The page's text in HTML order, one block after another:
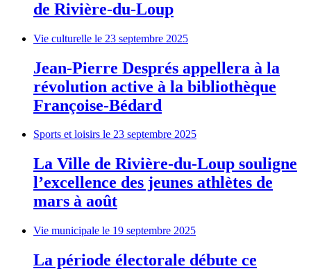
de Rivière-du-Loup
Vie culturelle le 23 septembre 2025
Jean-Pierre Després appellera à la
révolution active à la bibliothèque
Françoise-Bédard
Sports et loisirs le 23 septembre 2025
La Ville de Rivière-du-Loup souligne
l’excellence des jeunes athlètes de
mars à août
Vie municipale le 19 septembre 2025
La période électorale débute ce